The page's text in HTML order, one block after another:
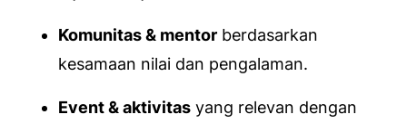
Komunitas & mentor berdasarkan
kesamaan nilai dan pengalaman.
Event & aktivitas yang relevan dengan